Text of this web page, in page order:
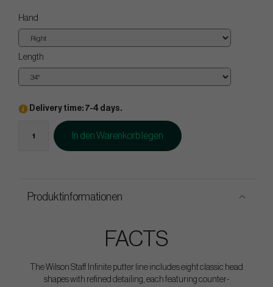
Hand
Length
Delivery time: 7-4 days.
In den Warenkorb legen
Produktinformationen
FACTS
The Wilson Staff Infinite putter line includes eight classic head
shapes with refined detailing, each featuring counter-